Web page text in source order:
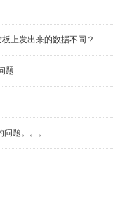
上发出来的数据不同？
题
题。。。